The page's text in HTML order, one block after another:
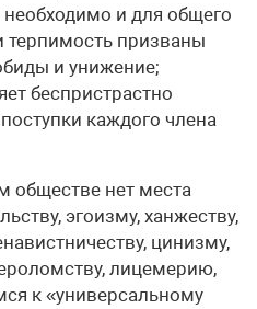
и для общего
терпимость призваны
и унижение;
беспристрастно
каждого члена
обществе нет места
эгоизму, ханжеству,
цинизму,
лицемерию,
к «универсальному